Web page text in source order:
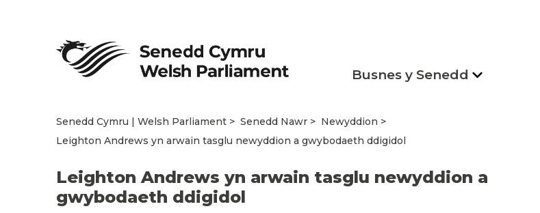
Busnes y Senedd
Senedd Cymru | Welsh Parliament Senedd Nawr
Newyddion
Leighton Andrews yn arwain tasglu newyddion a gwybodaeth ddigidol
Leighton Andrews yn arwain tasglu newyddion a
gwybodaeth ddigidol